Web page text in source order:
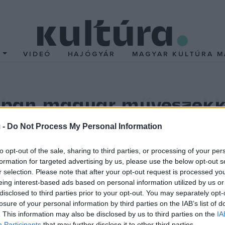
- Do Not Process My Personal Information
opt-out of the sale, sharing to third parties, or processing of your
for targeted advertising by us, please use the below opt-out
selection. Please note that after your opt-out request is processed
interest-based ads based on personal information utilized by us
to third parties prior to your opt-out. You may separately
of your personal information by third parties on the IAB’s list of
This information may also be disclosed by us to third parties on the
VIDEÓ HAJÓGYÁR MAGYAR KULTÚRA
magyar
modern városi könyvtár közötti téren, a Marktplatzon
a bajai születésű, Münchenben élő Pump Károly fotóművész
Württemberg tartomány gótikus katedrálisáról nevezetes
hetedik fesztivál mottója: Útra kelni a Duna mentén, amely